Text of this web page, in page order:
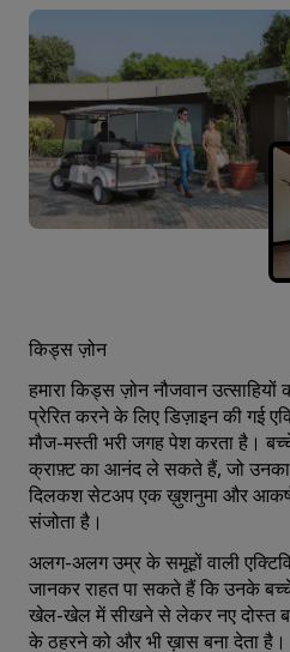
किड्स ज़ोन
हमारा किड्स ज़ोन नौजवान
प्रेरित करने के लिए डिज़ाइन की गई
मौज-मस्‍ती भरी जगह पेश करता है।
क्राफ़्ट का आनंद ले सकते हैं, जो
दिलकश सेटअप एक ख़ुशनुमा और
संजोता है।
अलग-अलग उम्र के समूहों वाली
जानकर राहत पा सकते हैं कि उनके बच्चे
खेल-खेल में सीखने से लेकर नए दोस्त
के ठहरने को और भी ख़ास बना देता है।